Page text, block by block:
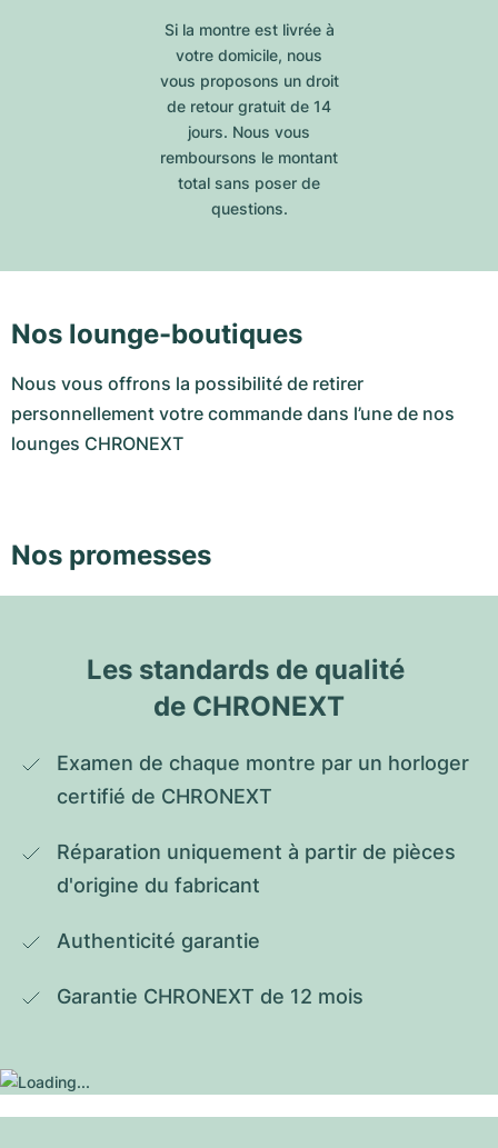
Si la montre est livrée à
votre domicile, nous
vous proposons un droit
de retour gratuit de 14
jours. Nous vous
remboursons le montant
total sans poser de
questions.
Nos lounge-boutiques
Nous vous offrons la possibilité de retirer
personnellement votre commande dans l’une de nos
lounges CHRONEXT
Nos promesses
Les standards de qualité
de CHRONEXT
Examen de chaque montre par un horloger
certifié de CHRONEXT
Réparation uniquement à partir de pièces
d'origine du fabricant
Authenticité garantie
Garantie CHRONEXT de 12 mois